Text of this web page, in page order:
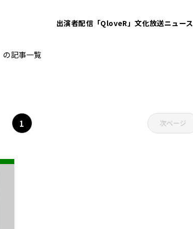
出演者配信「QloveR」文化放送ニュース
の記事一覧
1 次ページ